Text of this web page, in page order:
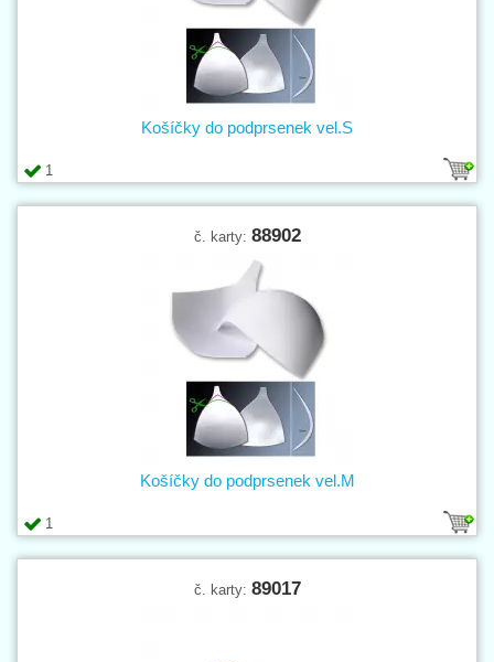
1
Košíčky do podprsenek vel.S
č. karty: 88902
1
Košíčky do podprsenek vel.M
č. karty: 89017